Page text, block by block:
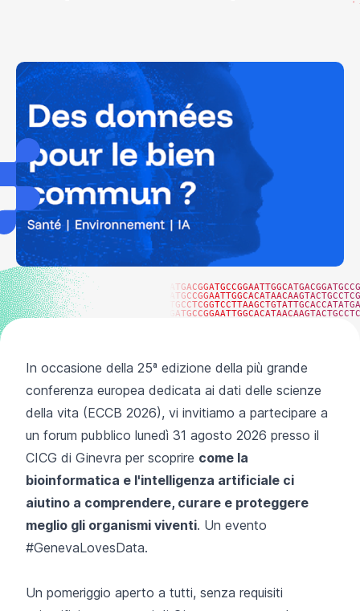
In occasione della 25ª edizione della più grande
conferenza europea dedicata ai dati delle scienze
della vita (ECCB 2026), vi invitiamo a partecipare a
un forum pubblico lunedì 31 agosto 2026 presso il
CICG di Ginevra per scoprire come la
bioinformatica e l'intelligenza artificiale ci
aiutino a comprendere, curare e proteggere
meglio gli organismi viventi. Un evento
#GenevaLovesData.
Un pomeriggio aperto a tutti, senza requisiti